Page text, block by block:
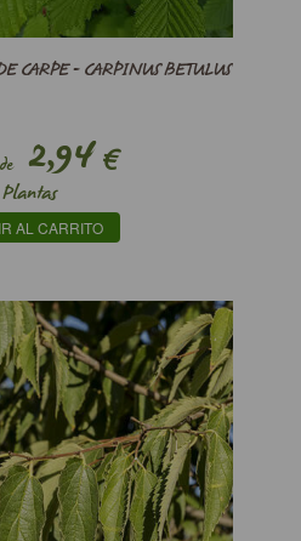
CARPE - CARPINUS BETULUS
2,94€
Plantas
AL CARRITO